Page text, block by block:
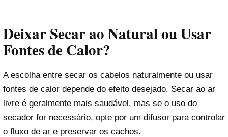
Deixar Secar ao Natural ou Usar
Fontes de Calor?
A escolha entre secar os cabelos naturalmente ou usar
fontes de calor depende do efeito desejado. Secar ao ar
livre é geralmente mais saudável, mas se o uso do
secador for necessário, opte por um difusor para controlar
o fluxo de ar e preservar os cachos.